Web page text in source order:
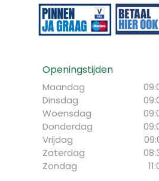
Openingstijden
Maandag
Dinsdag
Woensdag
Donderdag
Vrijdag
Zaterdag
Zondag